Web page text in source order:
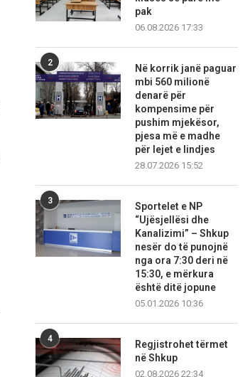
pak
06.08.2026 17:33
2
Në korrik janë paguar
mbi 560 milionë
denarë për
kompensime për
pushim mjekësor,
pjesa më e madhe
për lejet e lindjes
28.07.2026 15:52
3
Sportelet e NP
“Ujësjellësi dhe
Kanalizimi” – Shkup
nesër do të punojnë
nga ora 7:30 deri në
15:30, e mërkura
është ditë jopune
05.01.2026 10:36
4
Regjistrohet tërmet
në Shkup
02.08.2026 22:34